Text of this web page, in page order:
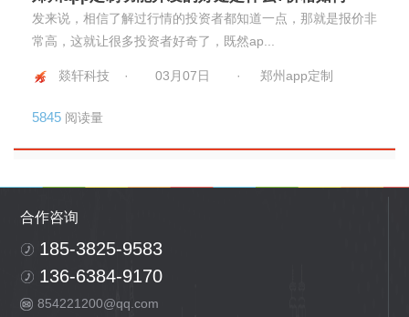
发来说，相信了解过行情的投资者都知道一点，那就是报价非
常高，这就让很多投资者好奇了，既然ap...
燚轩科技 · 03月07日 · 郑州app定制
5845 阅读量
合作咨询
185-3825-9583
136-6384-9170
854221200@qq.com